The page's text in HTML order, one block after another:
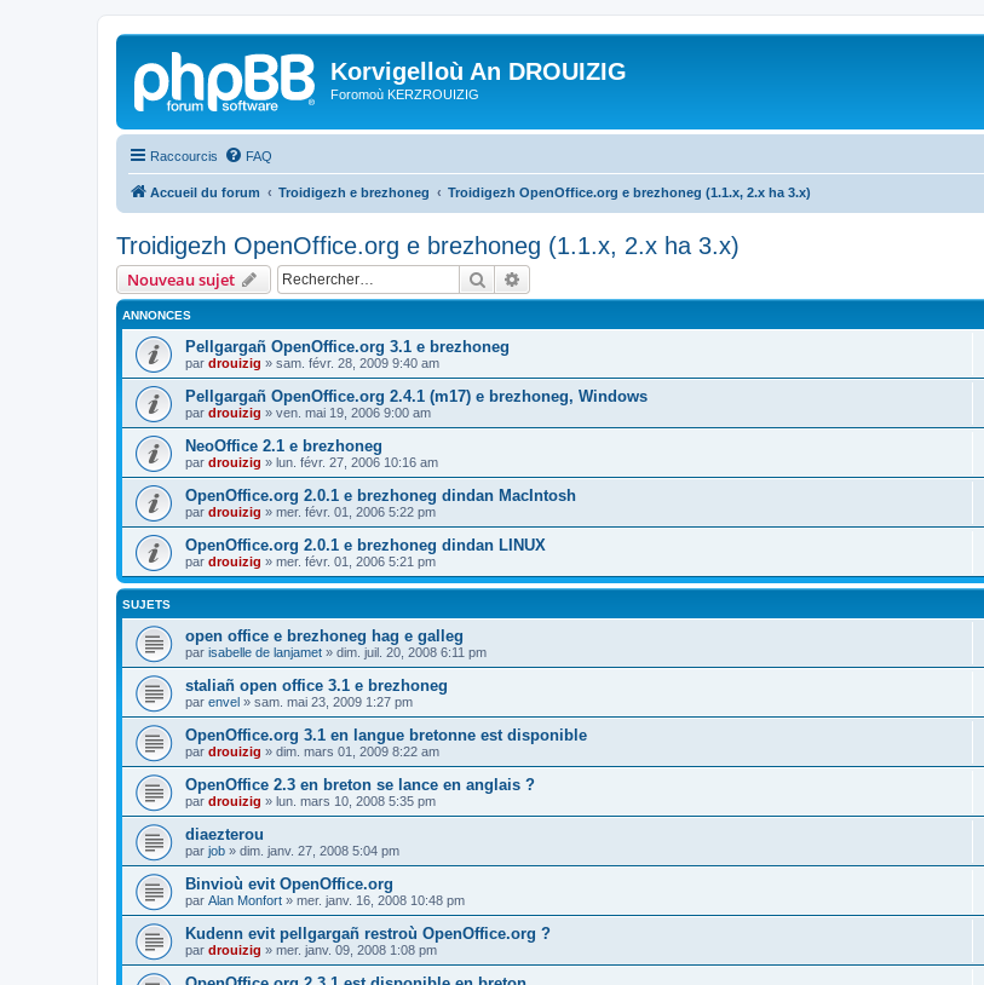
Korvigelloù An DROUIZIG
Foromoù KERZROUIZIG
Raccourcis FAQ
Accueil du forum Troidigezh e brezhoneg Troidigezh OpenOffice.org e brezhoneg (1.1.x, 2.x ha 3.x)
Troidigezh OpenOffice.org e brezhoneg (1.1.x, 2.x ha 3.x)
Nouveau sujet Rechercher
ANNONCES
Pellgargañ OpenOffice.org 3.1 e brezhoneg
par drouizig » sam. févr. 28, 2009 9:40 am
Pellgargañ OpenOffice.org 2.4.1 (m17) e brezhoneg, Windows
par drouizig » ven. mai 19, 2006 9:00 am
NeoOffice 2.1 e brezhoneg
par drouizig » lun. févr. 27, 2006 10:16 am
OpenOffice.org 2.0.1 e brezhoneg dindan MacIntosh
par drouizig » mer. févr. 01, 2006 5:22 pm
OpenOffice.org 2.0.1 e brezhoneg dindan LINUX
par drouizig » mer. févr. 01, 2006 5:21 pm
SUJETS
open office e brezhoneg hag e galleg
par isabelle de lanjamet » dim. juil. 20, 2008 6:11 pm
staliañ open office 3.1 e brezhoneg
par envel » sam. mai 23, 2009 1:27 pm
OpenOffice.org 3.1 en langue bretonne est disponible
par drouizig » dim. mars 01, 2009 8:22 am
OpenOffice 2.3 en breton se lance en anglais ?
par drouizig » lun. mars 10, 2008 5:35 pm
diaezterou
par job » dim. janv. 27, 2008 5:04 pm
Binvioù evit OpenOffice.org
par Alan Monfort » mer. janv. 16, 2008 10:48 pm
Kudenn evit pellgargañ restroù OpenOffice.org ?
par drouizig » mer. janv. 09, 2008 1:08 pm